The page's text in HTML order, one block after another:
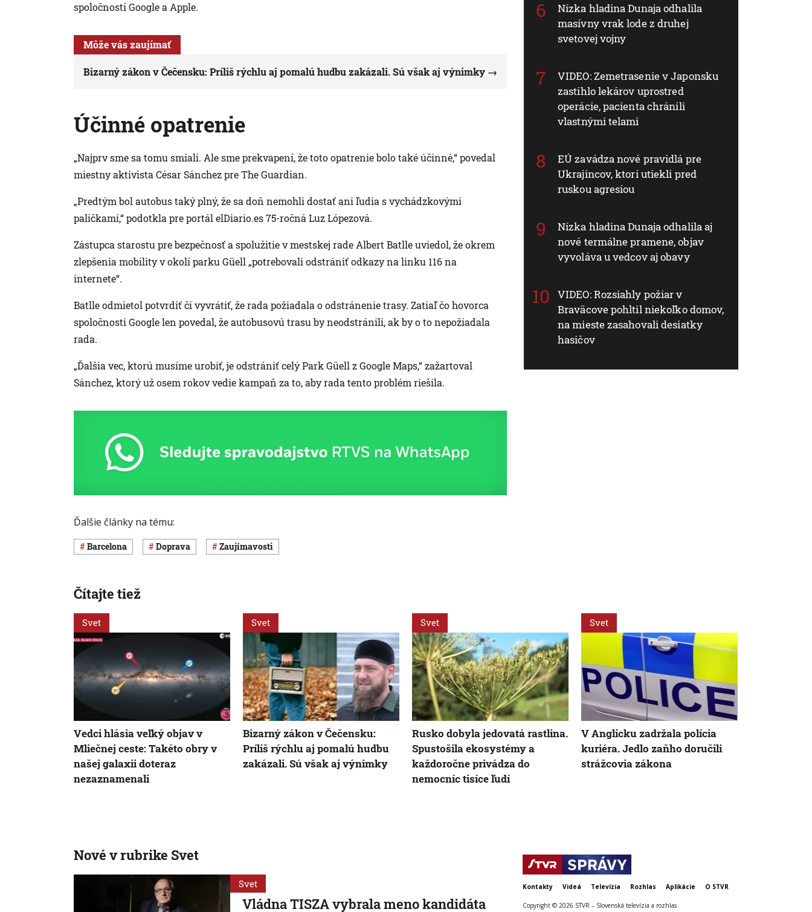
spoločností Google a Apple.
Môže vás zaujímať
Bizarný zákon v Čečensku: Príliš rýchlu aj pomalú hudbu zakázali. Sú však aj výnimky
Účinné opatrenie
„Najprv sme sa tomu smiali. Ale sme prekvapení, že toto opatrenie bolo také účinné,“ povedal
miestny aktivista César Sánchez pre The Guardian.
„Predtým bol autobus taký plný, že sa doň nemohli dostať ani ľudia s vychádzkovými
paličkami,“ podotkla pre portál elDiario.es 75-ročná Luz Lópezová.
Zástupca starostu pre bezpečnosť a spolužitie v mestskej rade Albert Batlle uviedol, že okrem
zlepšenia mobility v okolí parku Güell „potrebovali odstrániť odkazy na linku 116 na
internete“.
Batlle odmietol potvrdiť či vyvrátiť, že rada požiadala o odstránenie trasy. Zatiaľ čo hovorca
spoločnosti Google len povedal, že autobusovú trasu by neodstránili, ak by o to nepožiadala
rada.
„Ďalšia vec, ktorú musíme urobiť, je odstrániť celý Park Güell z Google Maps,“ zažartoval
Sánchez, ktorý už osem rokov vedie kampaň za to, aby rada tento problém riešila.
Ďalšie články na tému:
Barcelona Doprava Zaujímavosti
Nízka hladina Dunaja odhalila
masívny vrak lode z druhej
svetovej vojny
VIDEO: Zemetrasenie v Japonsku
zastihlo lekárov uprostred
operácie, pacienta chránili
vlastnými telami
EÚ zavádza nové pravidlá pre
Ukrajincov, ktorí utiekli pred
ruskou agresiou
Nízka hladina Dunaja odhalila aj
nové termálne pramene, objav
vyvoláva u vedcov aj obavy
VIDEO: Rozsiahly požiar v
Braväcove pohltil niekoľko domov,
na mieste zasahovali desiatky
hasičov
Čítajte tiež
Svet
Vedci hlásia veľký objav v
Mliečnej ceste: Takéto obry v
našej galaxii doteraz
nezaznamenali
Svet
Bizarný zákon v Čečensku:
Príliš rýchlu aj pomalú hudbu
zakázali. Sú však aj výnimky
Svet
Rusko dobyla jedovatá rastlina.
Spustošila ekosystémy a
každoročne privádza do
nemocníc tisíce ľudí
Svet
V Anglicku zadržala polícia
kuriéra. Jedlo zaňho doručili
strážcovia zákona
Nové v rubrike Svet
Svet
Vládna TISZA vybrala meno kandidáta
Kontakty Videá Televízia Rozhlas Aplikácie O STVR
Copyright © 2026 STVR – Slovenská televízia a rozhlas